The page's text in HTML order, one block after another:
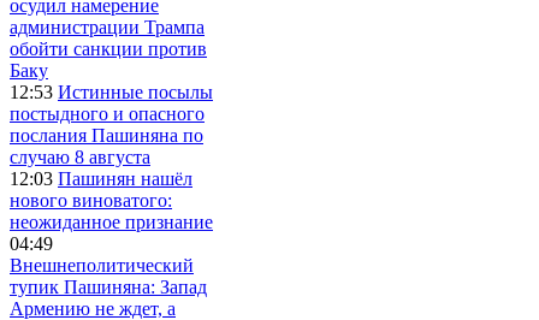
осудил намерение
администрации Трампа
обойти санкции против
Баку
12:53 Истинные посылы
постыдного и опасного
послания Пашиняна по
случаю 8 августа
12:03 Пашинян нашёл
нового виноватого:
неожиданное признание
04:49
Внешнеполитический
тупик Пашиняна: Запад
Армению не ждет, а